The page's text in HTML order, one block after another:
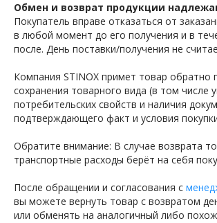
Обмен и возврат продукции
Покупатель вправе отказаться от
в любой момент до его получения и в
после. День поставки/получения не
Компания STINOX примет товар обратно
сохранения товарного вида (в том числе
потребительских свойств и наличия
подтверждающего факт и условия
Обратите внимание: В случае возврата
транспортные расходы берёт на себя
После обращении и согласования с
вы можете вернуть товар с возвратом
или обменять на аналогичный либо